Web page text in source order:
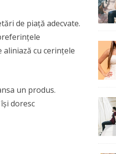
de piață adecvate.
cu cerințele
un produs.
doresc